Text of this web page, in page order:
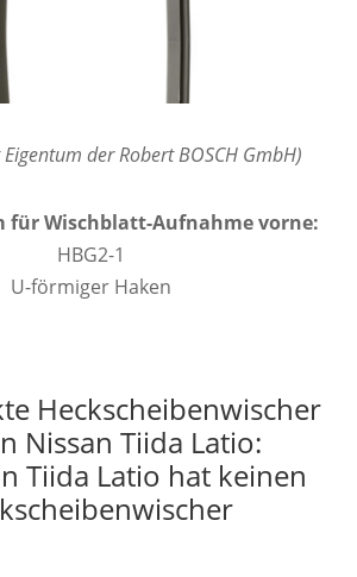
der Robert BOSCH GmbH)
für Wischblatt-Aufnahme vorne:
HBG2-1
U-förmiger Haken
Heckscheibenwischer
Nissan Tiida Latio:
Tiida Latio hat keinen